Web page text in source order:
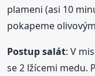
plameni (asi 10
pokapeme
Postup salát: V
se 2 lžícemi medu.